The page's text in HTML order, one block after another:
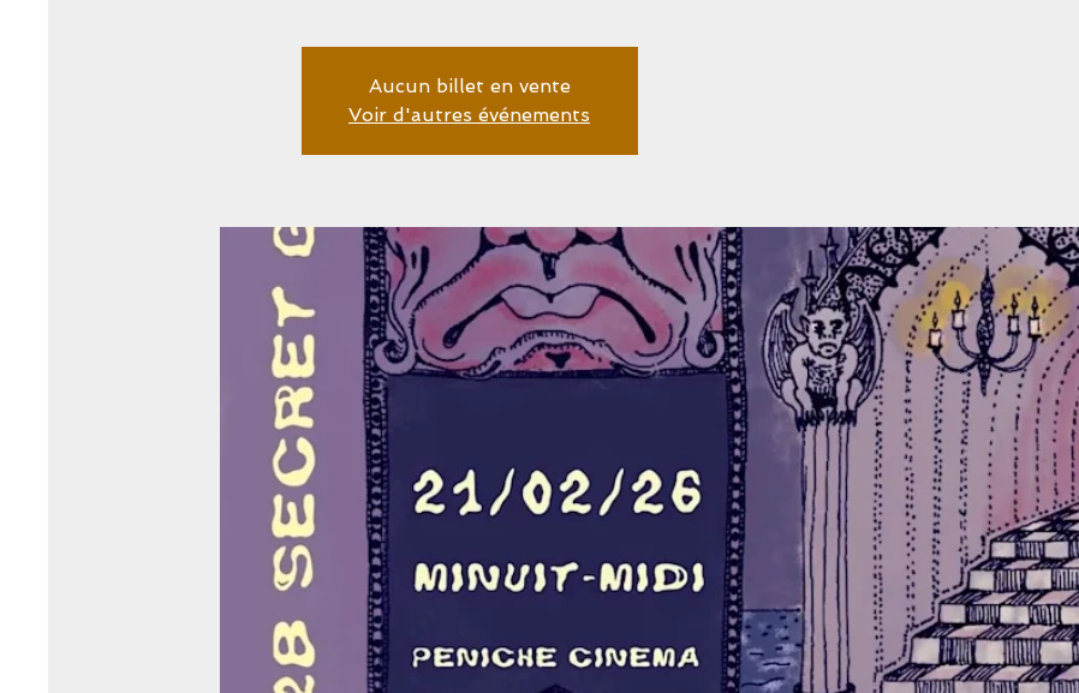
Aucun billet en vente
Voir d'autres événements